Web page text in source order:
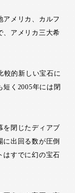
アメリカ、カルフ
、アメリカ三大希
較的新しい宝石に
く2005年には閉
を閉じたディアブ
に出回る数が圧倒
はすでに幻の宝石